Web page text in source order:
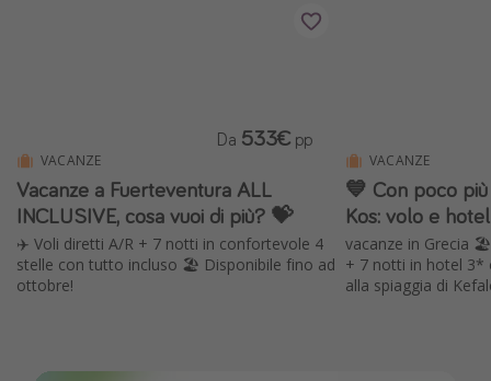
VACANZE
Vacanze a Fuerteventura ALL
INCLUSIVE, cosa vuoi di più? 💝
✈️ Voli diretti A/R + 7 notti in confortevole 4
stelle con tutto incluso 🏖️ Disponibile fino ad
ottobre!
Da 533€ pp
VACANZE
💙 Con poco
Kos: volo e
vacanze in Grecia
+ 7 notti in hotel 3*
alla spiaggia di